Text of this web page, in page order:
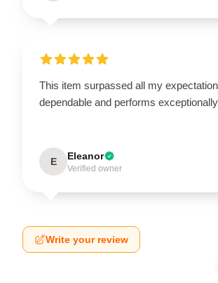
This item surpassed all my
dependable and performs
E Eleanor
Verified owner
Write your review